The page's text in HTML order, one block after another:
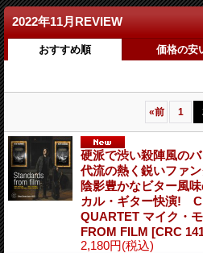
2022年11月REVIEW
おすすめ順 価格の安
«前 1
硬派で渋い殺陣風の
代流の熱く鋭いファ
陰影豊かなビター風
カル・ギター快演!
QUARTET マイク・
FROM FILM [CRC
2,180円(税込)